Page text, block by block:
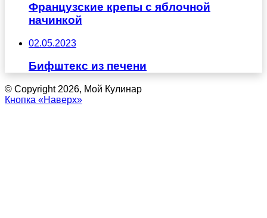
Французские крепы с яблочной
начинкой
02.05.2023
Бифштекс из печени
© Copyright 2026, Мой Кулинар
Кнопка «Наверх»